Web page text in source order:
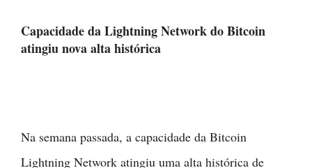
Capacidade da Lightning Network do Bitcoin
atingiu nova alta histórica
Na semana passada, a capacidade da Bitcoin
Lightning Network atingiu uma alta histórica de